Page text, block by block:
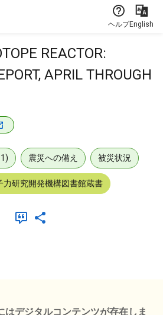
ヘルプEnglish
REACTOR:
APRIL THROUGH
震災への備え 被災状況
力研究開発機構図書館蔵書
はデジタルコンテンツが存在しま